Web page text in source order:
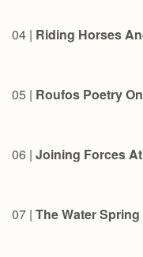
04 | Riding Horses
05 | Roufos Poetry
06 | Joining Forces
07 | The Water Spring